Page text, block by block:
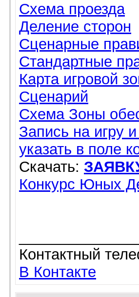
Схема проезда
Деление сторон
Сценарные
Стандартные
Карта игровой
Сценарий
Схема Зоны
Запись на игру
указать в поле
Скачать:
Конкурс Юных
Контактный
В Контакте